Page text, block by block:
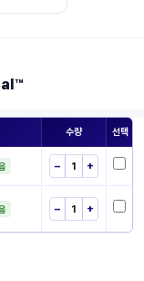
수량 선택
− +
− +